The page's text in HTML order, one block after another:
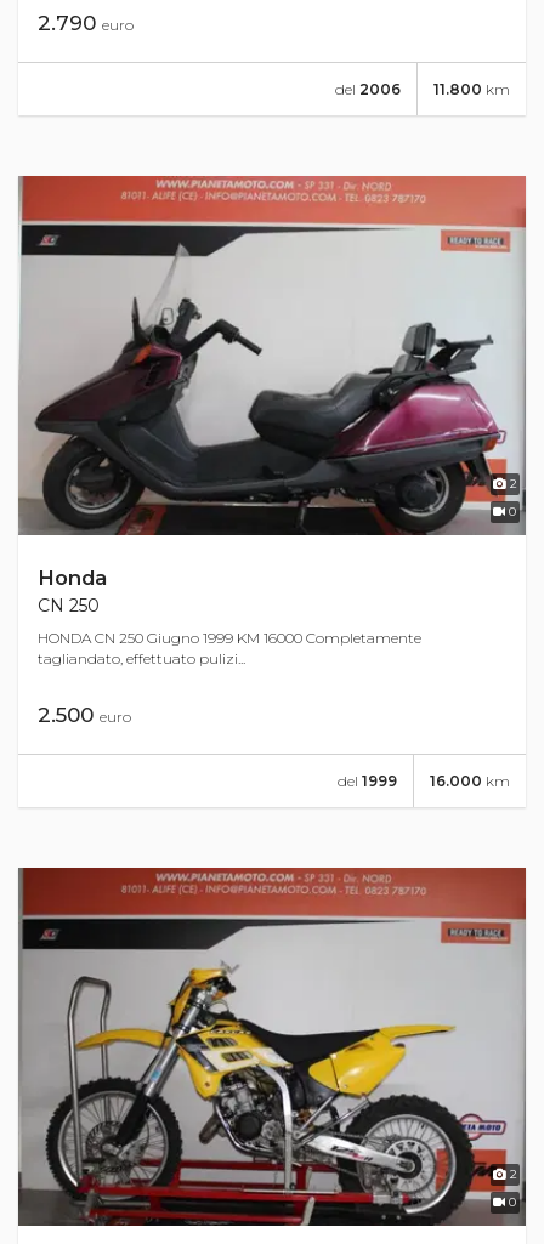
2.790 euro
11.800 km
del 2006
2
0
Honda
CN 250
HONDA CN 250 Giugno 1999 KM 16000 Completamente
tagliandato, effettuato pulizi...
2.500 euro
16.000 km
del 1999
2
0